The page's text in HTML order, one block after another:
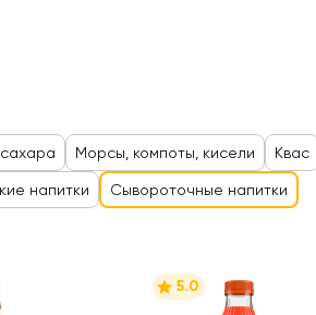
Морсы, компоты, кисели Квас
напитки Сывороточные напитки
5.0